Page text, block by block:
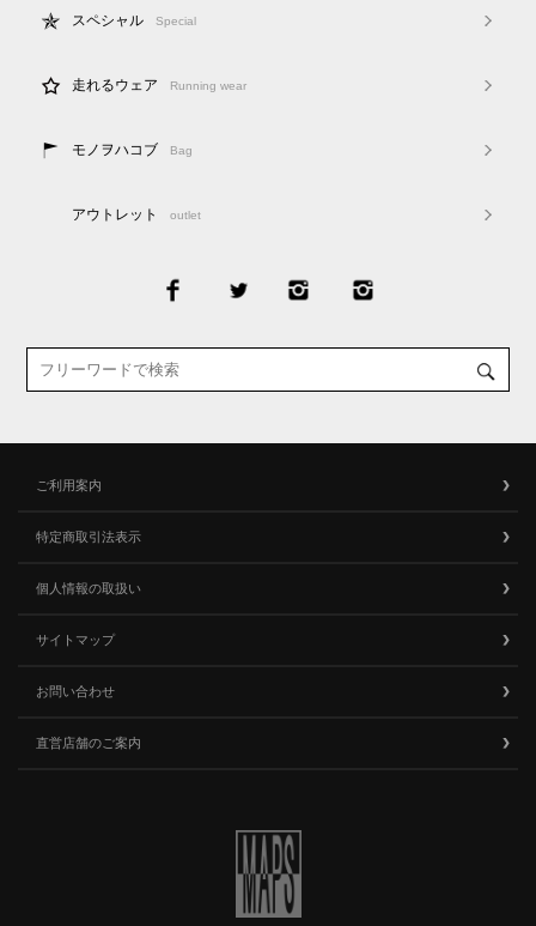
スペシャル Special
走れるウェア Running wear
モノヲハコブ Bag
アウトレット outlet
ご利用案内
特定商取引法表示
個人情報の取扱い
サイトマップ
お問い合わせ
直営店舗のご案内